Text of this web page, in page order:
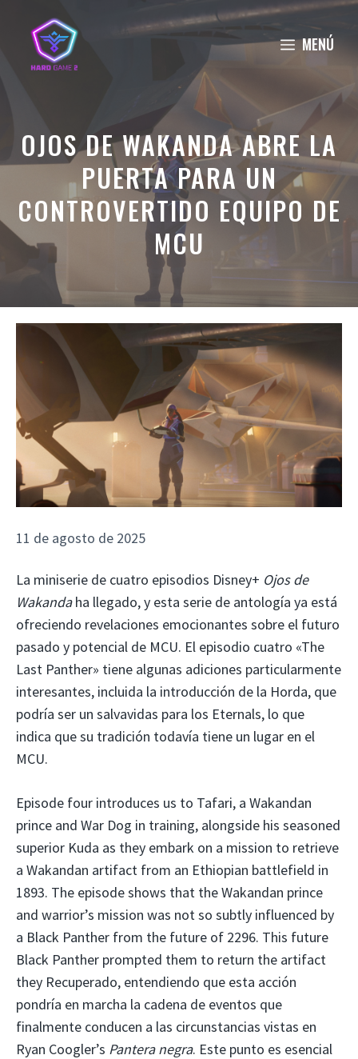
contenido
MENÚ
OJOS DE WAKANDA ABRE LA
PUERTA PARA UN
CONTROVERTIDO EQUIPO DE
MCU
11 de agosto de 2025
La miniserie de cuatro episodios Disney+ Ojos de
Wakandaha llegado, y esta serie de antología ya está
ofreciendo revelaciones emocionantes sobre el futuro
pasado y potencial de MCU. El episodio cuatro «The
Last Panther» tiene algunas adiciones particularmente
interesantes, incluida la introducción de la Horda, que
podría ser un salvavidas para los Eternals, lo que
indica que su tradición todavía tiene un lugar en el
MCU.
Episode four introduces us to Tafari, a Wakandan
prince and War Dog in training, alongside his seasoned
superior Kuda as they embark on a mission to retrieve
a Wakandan artifact from an Ethiopian battlefield in
1893. The episode shows that the Wakandan prince
and warrior’s mission was not so subtly influenced by
a Black Panther from the future of 2296. This future
Black Panther prompted them to return the artifact
they Recuperado, entendiendo que esta acción
pondría en marcha la cadena de eventos que
finalmente conducen a las circunstancias vistas en
Ryan Coogler’s Pantera negra. Este punto es esencial